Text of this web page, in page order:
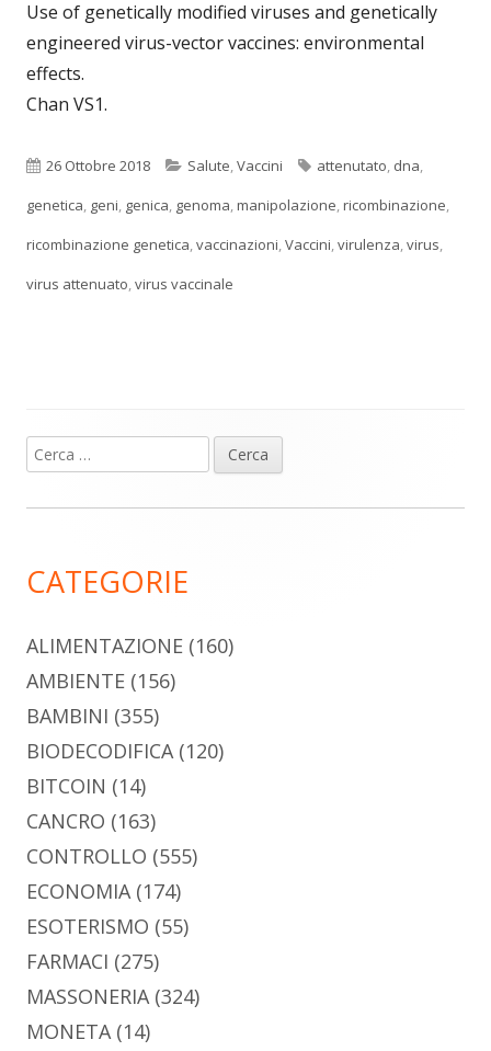
Use of genetically modified viruses and genetically
engineered virus-vector vaccines: environmental
effects.
Chan VS1.
Pubblicato
26 Ottobre 2018 Categorie
Salute,Vaccini Tag
attenutato, dna,
genetica, geni, genica, genoma,manipolazione,ricombinazione,
ricombinazione genetica,vaccinazioni,Vaccini,virulenza,virus,
virus attenuato,virus vaccinale
Barra
laterale
Ricerca
per:
CATEGORIE
ALIMENTAZIONE (160)
AMBIENTE (156)
BAMBINI (355)
BIODECODIFICA (120)
BITCOIN (14)
CANCRO (163)
CONTROLLO (555)
ECONOMIA (174)
ESOTERISMO (55)
FARMACI (275)
MASSONERIA (324)
MONETA (14)